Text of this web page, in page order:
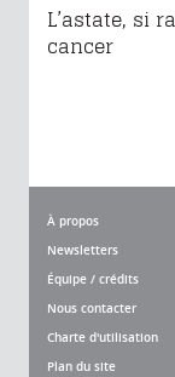
L’astate, si
cancer
À propos
Newsletters
Équipe / crédits
Nous contacter
Charte d'utilisation
Plan du site